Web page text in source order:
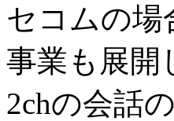
セコムの場
事業も展開
2chの会話